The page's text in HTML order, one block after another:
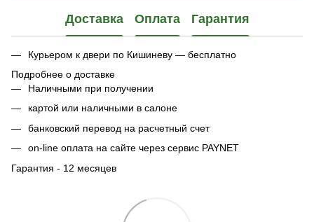
Доставка Оплата Гарантия
Курьером к двери по Кишиневу — бесплатно
Подробнее о доставке
Наличными при получении
картой или наличными в салоне
банковский перевод на расчетный счет
on-line оплата на сайте через сервис PAYNET
Гарантия - 12 месяцев